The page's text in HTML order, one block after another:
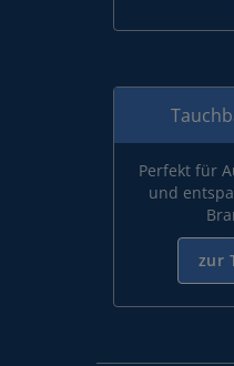
Perfekt für
und
zur